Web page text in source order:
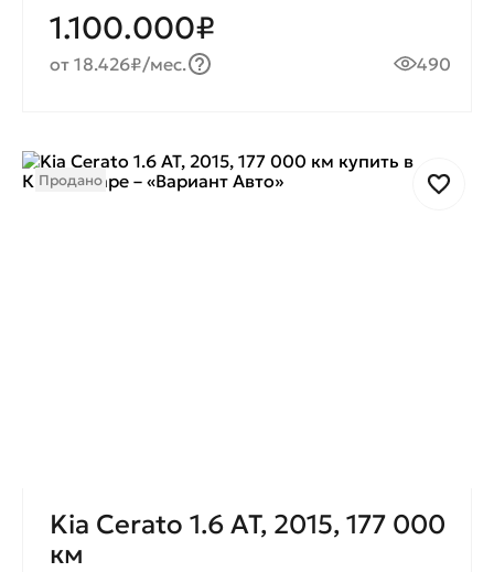
1.100.000₽
от 18.426₽/мес. 490
Продано
Kia Cerato 1.6 AT, 2015, 177 000
км